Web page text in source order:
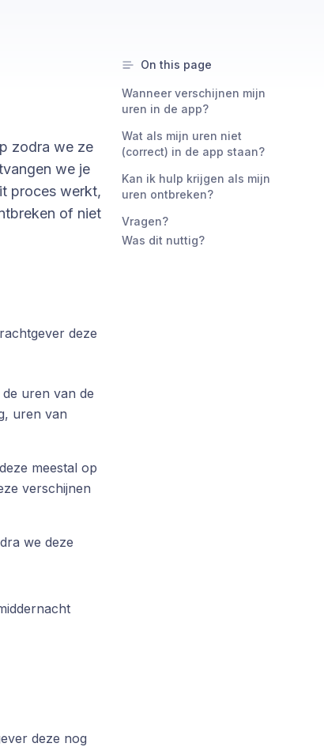
zodra we ze
we je
proces werkt,
of niet
deze
uren van de
uren van
meestal op
verschijnen
we deze
deze nog
On this page
Wanneer verschijnen mijn
uren in de app?
Wat als mijn uren niet
(correct) in de app staan?
Kan ik hulp krijgen als mijn
uren ontbreken?
Vragen?
Was dit nuttig?